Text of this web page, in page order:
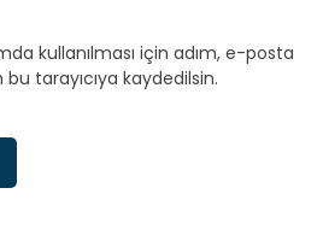
kullanılması için adım, e-posta
tarayıcıya kaydedilsin.